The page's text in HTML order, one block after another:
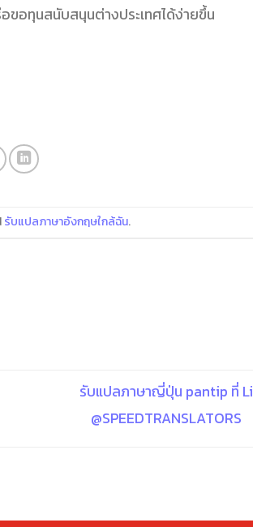
อขอทุนสนับสนุนต่างประเทศได้ง่ายขึ้น
รับแปลภาษาอังกฤษใกล้ฉัน.
รับแปลภาษาญี่ปุ่น pantip ที่
@SPEEDTRANSLATORS